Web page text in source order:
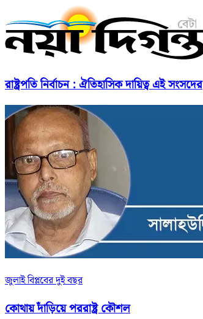
রাষ্ট্রপতি নির্বাচন : ঐতিহাসিক দায়িত্ব এই সংসদের
জুলাই বিপ্লবের দুই বছর
কোথায় দাঁড়িয়ে পররাষ্ট্র কৌশল